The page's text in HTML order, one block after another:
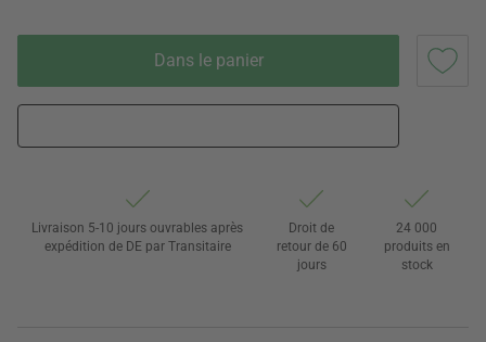
Dans le panier
Livraison 5-10 jours ouvrables après
expédition de DE par Transitaire
Droit de
retour de 60
jours
24 000
produits en
stock